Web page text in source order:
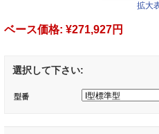
拡大
ベース価格: ¥271,927円
選択して下さい:
型番